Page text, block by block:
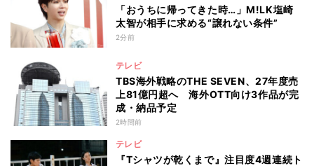
「おうちに帰ってきた時…」M!LK塩崎
太智が相手に求める“譲れない条件”
2分前
テレビ
TBS海外戦略のTHE SEVEN、27年度売
上81億円超へ 海外OTT向け3作品が完
成・納品予定
2時間前
テレビ
『Tシャツが乾くまで』注目度4週連続ト